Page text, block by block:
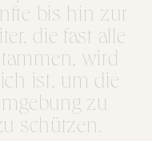
bis hin zur
die fast alle
wird
ist, um die
zu
schützen.